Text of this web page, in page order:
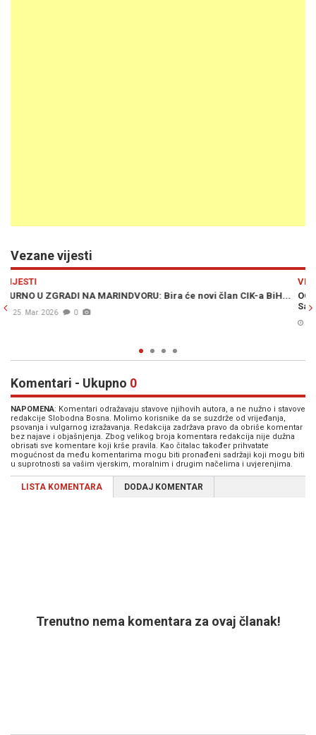
Vezane vijesti
BiH...
VIJESTI
OGLASIO SE CIK BiH: Evo šta kažu o izboru gradonačelnika
Komentari - Ukupno 0
NAPOMENA: Komentari odražavaju stavove njihovih autora, a ne nužno i stavove
redakcije Slobodna Bosna. Molimo korisnike da se suzdrže od vrijeđanja,
psovanja i vulgarnog izražavanja. Redakcija zadržava pravo da obriše komentar
bez najave i objašnjenja. Zbog velikog broja komentara redakcija nije dužna
obrisati sve komentare koji krše pravila. Kao čitalac također prihvatate
mogućnost da među komentarima mogu biti pronađeni sadržaji koji mogu biti
u suprotnosti sa vašim vjerskim, moralnim i drugim načelima i uvjerenjima.
LISTA KOMENTARA DODAJ KOMENTAR
Trenutno nema komentara za ovaj članak!